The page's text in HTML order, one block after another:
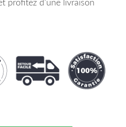
profitez d’une livraison